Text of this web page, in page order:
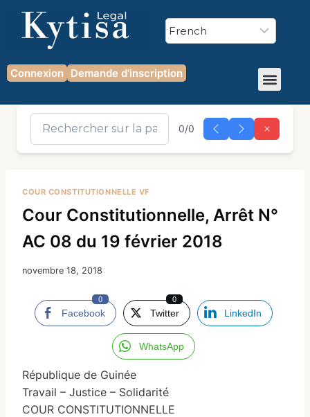
Connexion Demande d'inscription
0/0
COUR CONSTITUTIONNELLE VF
Cour Constitutionnelle, Arrêt N°
AC 08 du 19 février 2018
novembre 18, 2018
Facebook
0
Twitter
0
LinkedIn
WhatsApp
République de Guinée
Travail – Justice – Solidarité
COUR CONSTITUTIONNELLE